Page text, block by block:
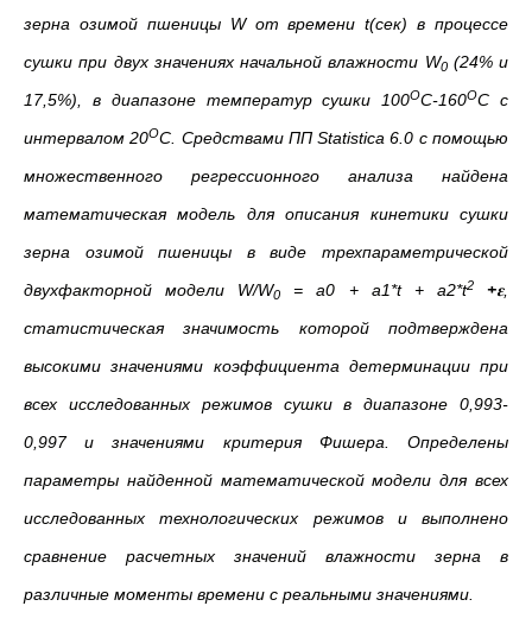
зерна озимой пшеницы W от времени t(сек) в процессе
сушки при двух значениях начальной влажности W0(24% и
17,5%), в диапазоне температур сушки 100ОС-160ОС с
интервалом 20ОС. Средствами ПП Statistica 6.0 с помощью
множественного регрессионного анализа найдена
математическая модель для описания кинетики сушки
зерна озимой пшеницы в виде трехпараметрической
двухфакторной модели W/W0 = a0 + a1*t + a2*t2+𝛆,
статистическая значимость которой подтверждена
высокими значениями коэффициента детерминации при
всех исследованных режимов сушки в диапазоне 0,993-
0,997 и значениями критерия Фишера. Определены
параметры найденной математической модели для всех
исследованных технологических режимов и выполнено
сравнение расчетных значений влажности зерна в
различные моменты времени с реальными значениями.